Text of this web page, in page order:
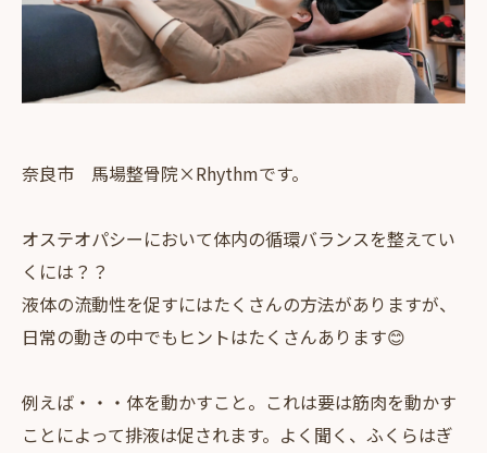
奈良市 馬場整骨院×Rhythmです。
オステオパシーにおいて体内の循環バランスを整えてい
くには？？
液体の流動性を促すにはたくさんの方法がありますが、
日常の動きの中でもヒントはたくさんあります😊
例えば・・・体を動かすこと。これは要は筋肉を動かす
ことによって排液は促されます。よく聞く、ふくらはぎ